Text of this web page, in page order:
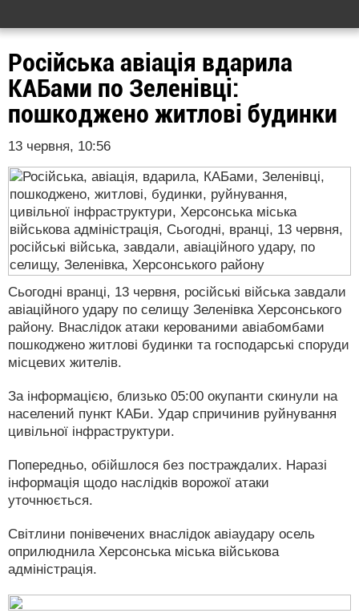
Російська авіація вдарила
КАБами по Зеленівці:
пошкоджено житлові будинки
13 червня, 10:56
Сьогодні вранці, 13 червня, російські війська завдали
авіаційного удару по селищу Зеленівка Херсонського
району. Внаслідок атаки керованими авіабомбами
пошкоджено житлові будинки та господарські споруди
місцевих жителів.
За інформацією, близько 05:00 окупанти скинули на
населений пункт КАБи. Удар спричинив руйнування
цивільної інфраструктури.
Попередньо, обійшлося без постраждалих. Наразі
інформація щодо наслідків ворожої атаки
уточнюється.
Світлини понівечених внаслідок авіаудару осель
оприлюднила Херсонська міська військова
адміністрація.